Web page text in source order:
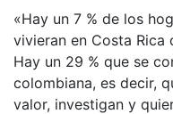
«Hay un 7 % de los
vivieran en Costa
Hay un 29 % que se
colombiana, es decir,
valor, investigan y